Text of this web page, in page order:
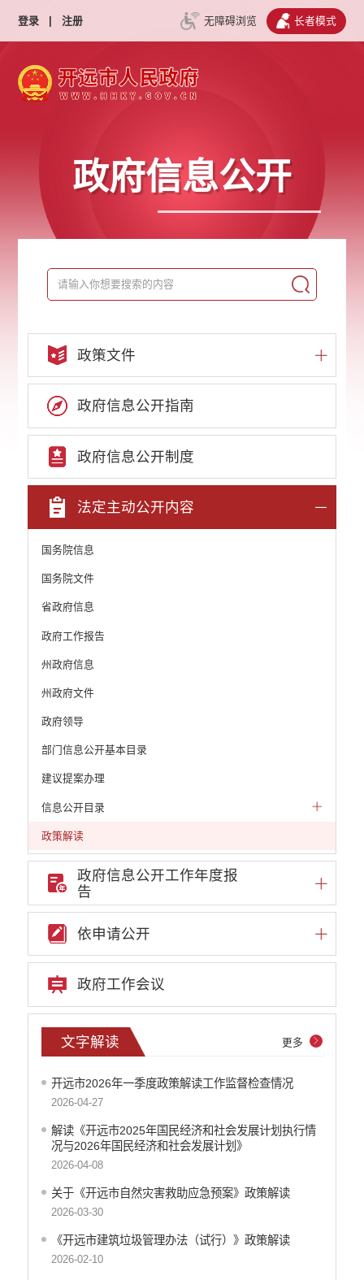
登录 | 注册 无障碍浏览 长者模式
政府信息公开
政策文件
政府信息公开指南
政府信息公开制度
法定主动公开内容
国务院信息
国务院文件
省政府信息
政府工作报告
州政府信息
州政府文件
政府领导
部门信息公开基本目录
建议提案办理
信息公开目录
政策解读
机构职能和权责清单
自然资源政务公开
重点领域信息公开
行政事业性收费
公务员管理
重大决策
财政资金直达基层
稳岗就业
应急预案
公共文化服务
涉农补贴
疫情防控
政府信息公开工作年度报
告
依申请公开
政府工作会议
文字解读
开远市2026年一季度政策解读工作监督检查情况
2026-04-27
解读《开远市2025年国民经济和社会发展计划执行情
况与2026年国民经济和社会发展计划》
2026-04-08
关于《开远市自然灾害救助应急预案》政策解读
2026-03-30
《开远市建筑垃圾管理办法（试行）》政策解读
2026-02-10
更多